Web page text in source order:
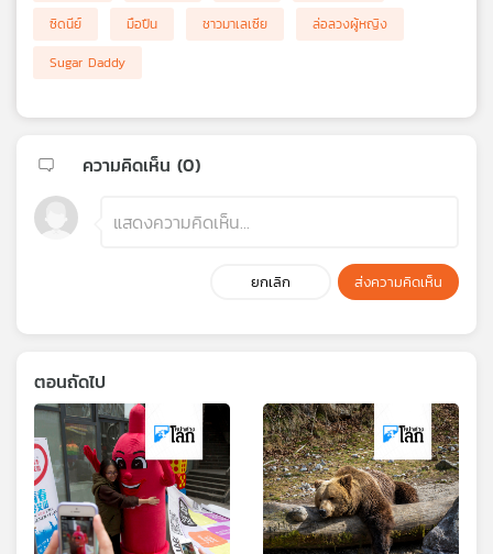
ซิดนีย์
มือปืน ชาวมาเลเซีย
ล่อลวงผู้หญิง
Sugar Daddy
ความคิดเห็น (0)
ยกเลิก ส่งความคิดเห็น
ตอนถัดไป